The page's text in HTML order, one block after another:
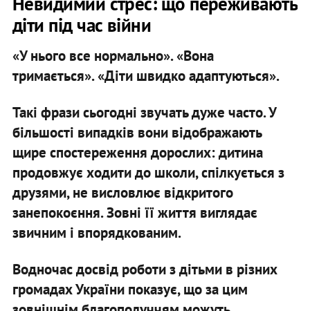
діти під час війни
«У нього все нормально». «Вона
тримається». «Діти швидко адаптуються».
Такі фрази сьогодні звучать дуже часто. У
більшості випадків вони відображають
щире спостереження дорослих: дитина
продовжує ходити до школи, спілкується з
друзями, не висловлює відкритого
занепокоєння. Зовні її життя виглядає
звичним і впорядкованим.
Водночас досвід роботи з дітьми в різних
громадах України показує, що за цим